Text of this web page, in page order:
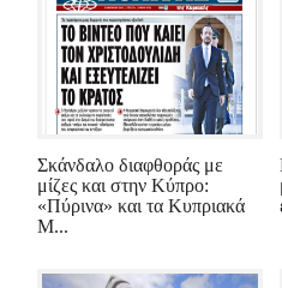
Σκάνδαλο διαφθοράς με
μίζες και στην Κύπρο:
«Πύρινα» και τα Kυπριακά
Μ...